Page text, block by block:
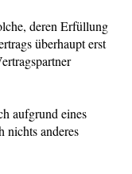
deren Erfüllung
überhaupt erst
aufgrund eines
nichts anderes